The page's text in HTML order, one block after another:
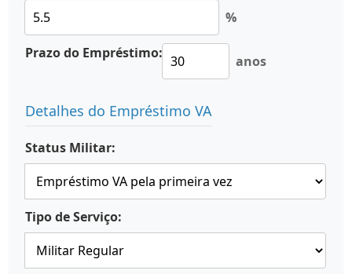
%
Prazo do Empréstimo: anos
Detalhes do Empréstimo VA
Status Militar:
Tipo de Serviço: